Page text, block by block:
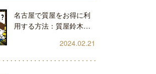
名古屋で質屋をお得に利
用する方法：質屋鈴木…
2024.02.21